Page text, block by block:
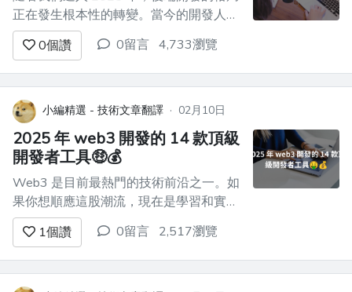
正在發生根本性的轉變。當今的開發人員
面臨著更複雜的決策，需要平衡傳統的穩
定性和現代的效能需求。 ### 為什麼
2025 年框架選擇至關重要 選擇正確的後
端框架的風險從未如此高。隨著人工智慧
應用、即時處理要求和微服務架構的爆炸
性增長，您的框架選擇...
0個讚 0留言 4,733瀏覽
小編精選 - 技術文章翻譯 · 02月10日
2025 年 web3 開發的 14 款頂級
開發者工具🤑💰
Web3 是目前最熱門的技術前沿之一。如
果你想順應這股潮流，現在是學習和實現
你的想法的最佳時機。這個領域正在進行
大量工作，最好的事情是，這是唯一一個
對來自各種背景的人才最歡迎的領域。
然而，找到優秀的 web3 開發工具來建立
1個讚 0留言 2,517瀏覽